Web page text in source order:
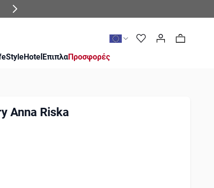
0
HotelΈπιπλαΠροσφορές
Anna Riska